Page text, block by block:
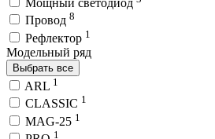
Мощный светодиод
Провод 8
Рефлектор 1
Модельный ряд
Выбрать все
ARL 1
CLASSIC 1
MAG-25 1
1